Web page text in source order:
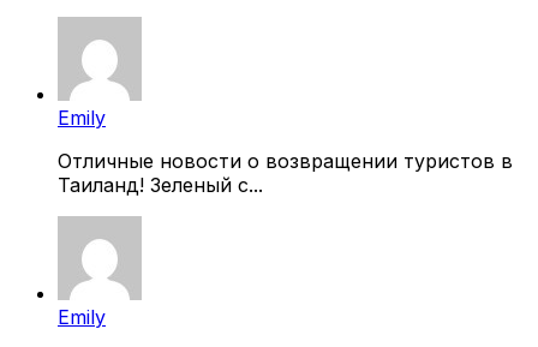
Emily
Отличные новости о возвращении туристов в
Таиланд! Зеленый с...
Emily